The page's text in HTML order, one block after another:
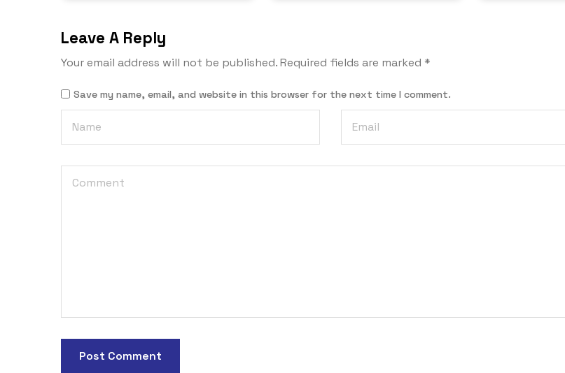
Leave A Reply
Your email address will not be published.Required fields are marked *
Save my name, email, and website in this browser for the next time I comment.